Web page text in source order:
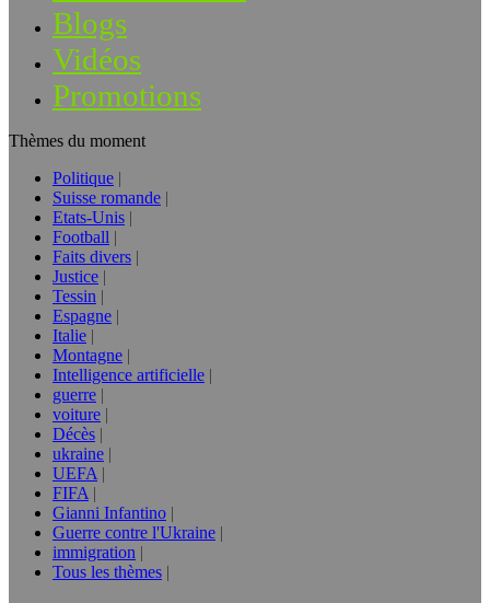
Blogs
Vidéos
Promotions
Thèmes du moment
Politique
Suisse romande
Etats-Unis
Football
Faits divers
Justice
Tessin
Espagne
Italie
Montagne
Intelligence artificielle
guerre
voiture
Décès
ukraine
UEFA
FIFA
Gianni Infantino
Guerre contre l'Ukraine
immigration
Tous les thèmes